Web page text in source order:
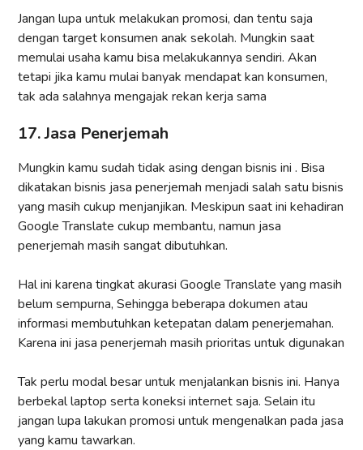
Jangan lupa untuk melakukan promosi, dan tentu saja
dengan target konsumen anak sekolah. Mungkin saat
memulai usaha kamu bisa melakukannya sendiri. Akan
tetapi jika kamu mulai banyak mendapat kan konsumen,
tak ada salahnya mengajak rekan kerja sama
17. Jasa Penerjemah
Mungkin kamu sudah tidak asing dengan bisnis ini . Bisa
dikatakan bisnis jasa penerjemah menjadi salah satu bisnis
yang masih cukup menjanjikan. Meskipun saat ini kehadiran
Google Translate cukup membantu, namun jasa
penerjemah masih sangat dibutuhkan.
Hal ini karena tingkat akurasi Google Translate yang masih
belum sempurna, Sehingga beberapa dokumen atau
informasi membutuhkan ketepatan dalam penerjemahan.
Karena ini jasa penerjemah masih prioritas untuk digunakan
Tak perlu modal besar untuk menjalankan bisnis ini. Hanya
berbekal laptop serta koneksi internet saja. Selain itu
jangan lupa lakukan promosi untuk mengenalkan pada jasa
yang kamu tawarkan.